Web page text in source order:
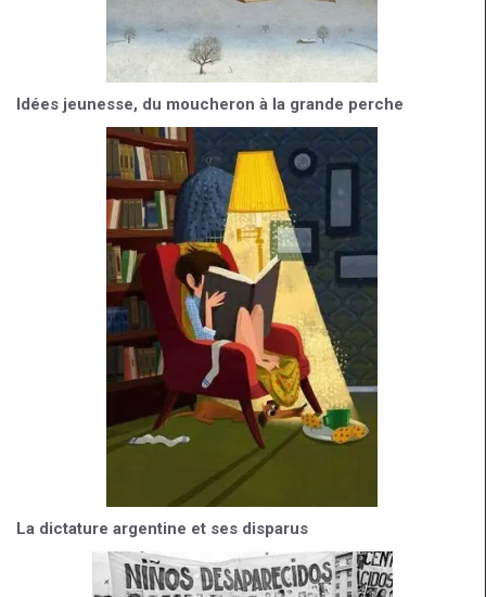
Idées jeunesse, du moucheron à la grande perche
La dictature argentine et ses disparus